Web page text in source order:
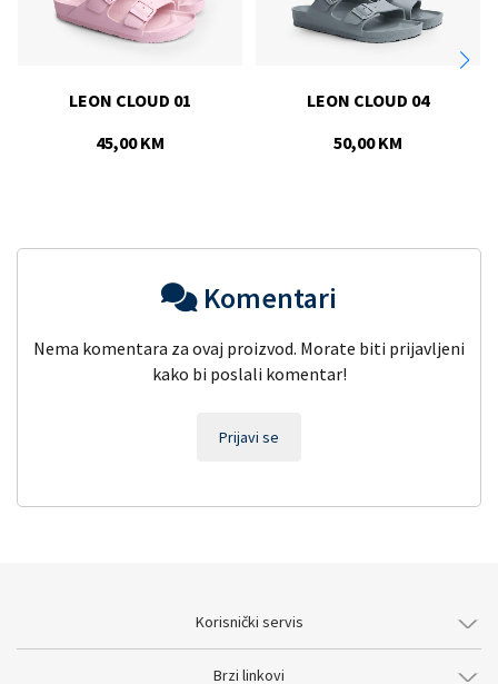
LEON CLOUD 01
45,00 KM
LEON CLOUD 04
50,00 KM
Komentari
Nema komentara za ovaj proizvod. Morate biti prijavljeni
kako bi poslali komentar!
Prijavi se
Korisnički servis
Brzi linkovi